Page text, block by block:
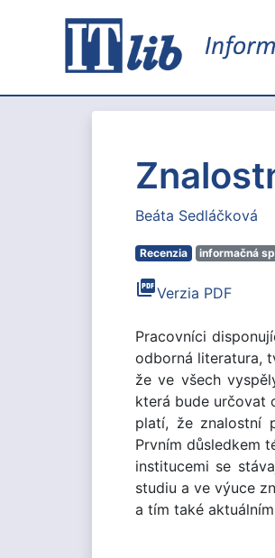
Beáta Sedláčková
Recenzia informačná
picture_as_pdfVerzia PDF
Pracovníci
odborná literatura,
že ve všech
která bude určovat
platí, že znalostní
Prvním důsledkem
institucemi se
studiu a ve výuce
a tím také